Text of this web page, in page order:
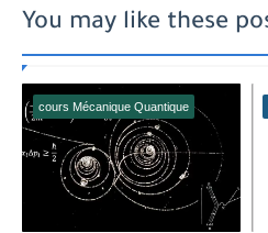
You may like these
cours Mécanique Quantique